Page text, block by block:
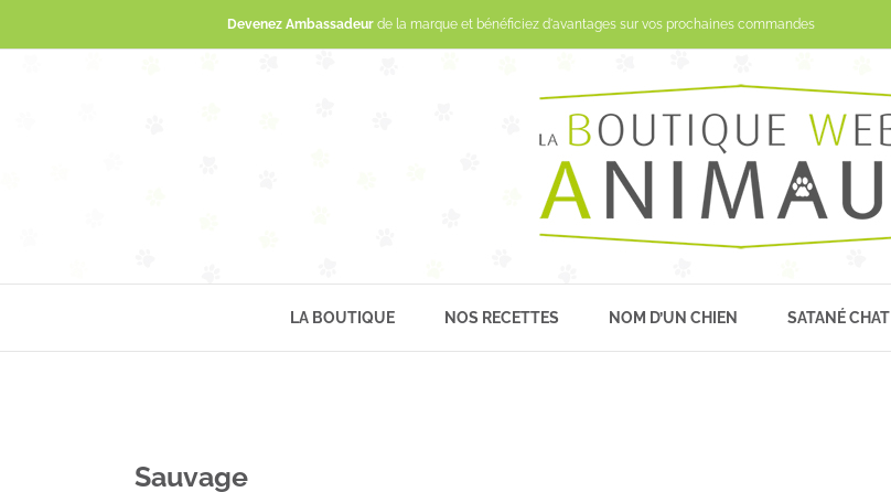
Devenez Ambassadeurde la marque et bénéficiez d'avantages sur vos prochaines commandes
LA BOUTIQUE NOS RECETTES NOM D’UN CHIEN SATANÉ CHAT
Sauvage